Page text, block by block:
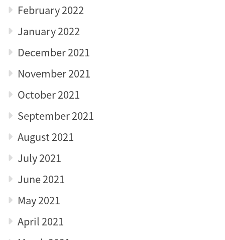
February 2022
January 2022
December 2021
November 2021
October 2021
September 2021
August 2021
July 2021
June 2021
May 2021
April 2021